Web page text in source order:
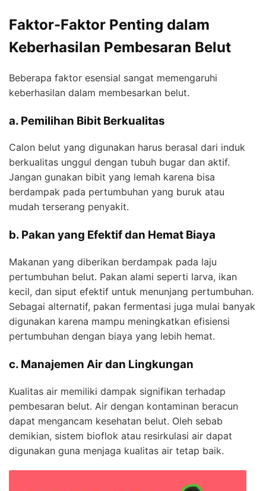
Faktor-Faktor Penting dalam
Keberhasilan Pembesaran Belut
Beberapa faktor esensial sangat memengaruhi
keberhasilan dalam membesarkan belut.
a. Pemilihan Bibit Berkualitas
Calon belut yang digunakan harus berasal dari induk
berkualitas unggul dengan tubuh bugar dan aktif.
Jangan gunakan bibit yang lemah karena bisa
berdampak pada pertumbuhan yang buruk atau
mudah terserang penyakit.
b. Pakan yang Efektif dan Hemat Biaya
Makanan yang diberikan berdampak pada laju
pertumbuhan belut. Pakan alami seperti larva, ikan
kecil, dan siput efektif untuk menunjang pertumbuhan.
Sebagai alternatif, pakan fermentasi juga mulai banyak
digunakan karena mampu meningkatkan efisiensi
pertumbuhan dengan biaya yang lebih hemat.
c. Manajemen Air dan Lingkungan
Kualitas air memiliki dampak signifikan terhadap
pembesaran belut. Air dengan kontaminan beracun
dapat mengancam kesehatan belut. Oleh sebab
demikian, sistem bioflok atau resirkulasi air dapat
digunakan guna menjaga kualitas air tetap baik.